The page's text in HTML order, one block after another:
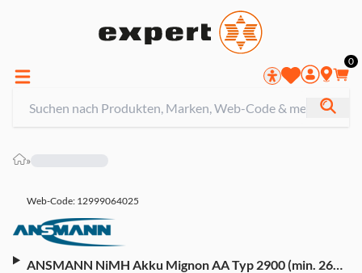
0
»
Web-Code: 12999064025
ANSMANN NiMH Akku Mignon AA Typ 2900 (min. 2650